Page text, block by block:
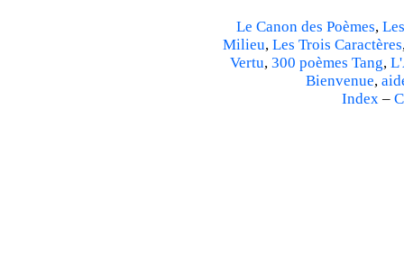
Le Canon des Poèmes,
Milieu, Les Trois Caractères
Vertu, 300 poèmes Tang,
Bienvenue,
Index–